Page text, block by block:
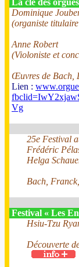
La clé des orgues
Dominique
(organiste
Anne Robert
(Violoniste et
Œuvres de Bach,
Lien :
Vg
25e Festival
Frédéric
Helga
Bach,
Festival « Les
Hsiu-Tzu
Découverte